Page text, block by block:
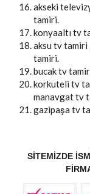
akseki
tamiri.
konyaaltı tv
aksu tv tamiri
tamiri.
bucak tv
korkuteli tv
manavgat tv
gazipaşa tv
SITEMIZDE